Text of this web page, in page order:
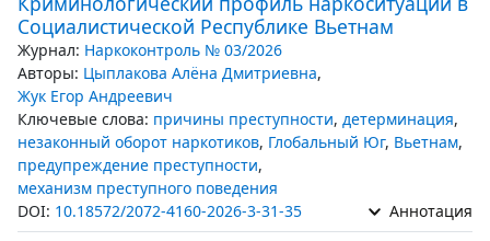
Социалистической Республике Вьетнам
Журнал: Наркоконтроль № 03/2026
Авторы: Цыплакова Алёна Дмитриевна,
Жук Егор Андреевич
Ключевые слова: причины преступности, детерминация,
незаконный оборот наркотиков, Глобальный Юг, Вьетнам,
предупреждение преступности,
механизм преступного поведения
DOI: 10.18572/2072-4160-2026-3-31-35 Аннотация